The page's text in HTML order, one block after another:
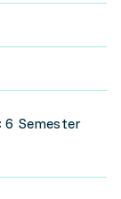
6 Semester